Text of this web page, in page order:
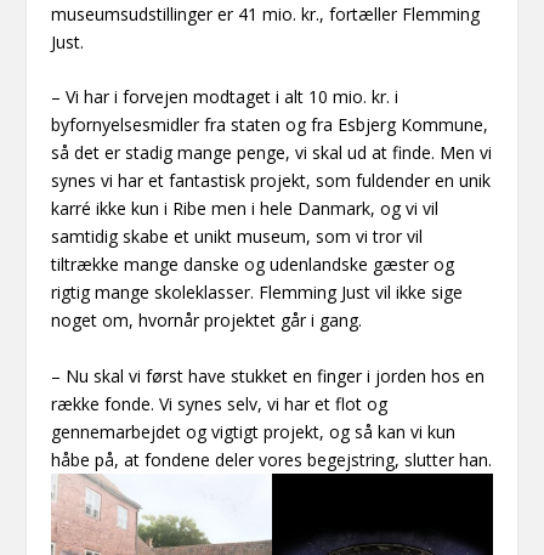
museumsudstillinger er 41 mio. kr., fortæller Flemming
Just.
– Vi har i forvejen modtaget i alt 10 mio. kr. i
byfornyelsesmidler fra staten og fra Esbjerg Kommune,
så det er stadig mange penge, vi skal ud at finde. Men vi
synes vi har et fantastisk projekt, som fuldender en unik
karré ikke kun i Ribe men i hele Danmark, og vi vil
samtidig skabe et unikt museum, som vi tror vil
tiltrække mange danske og udenlandske gæster og
rigtig mange skoleklasser. Flemming Just vil ikke sige
noget om, hvornår projektet går i gang.
– Nu skal vi først have stukket en finger i jorden hos en
række fonde. Vi synes selv, vi har et flot og
gennemarbejdet og vigtigt projekt, og så kan vi kun
håbe på, at fondene deler vores begejstring, slutter han.